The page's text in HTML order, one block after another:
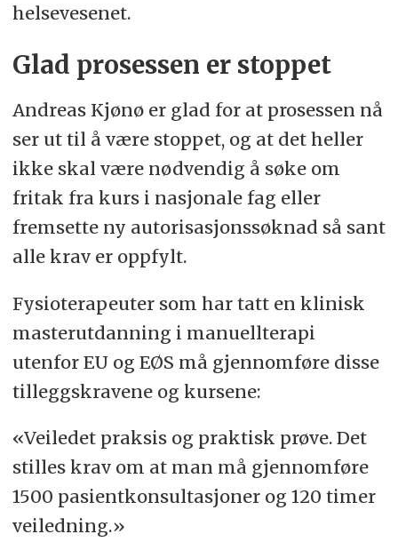
helsevesenet.
Glad prosessen er stoppet
Andreas Kjønø er glad for at prosessen nå
ser ut til å være stoppet, og at det heller
ikke skal være nødvendig å søke om
fritak fra kurs i nasjonale fag eller
fremsette ny autorisasjonssøknad så sant
alle krav er oppfylt.
Fysioterapeuter som har tatt en klinisk
masterutdanning i manuellterapi
utenfor EU og EØS må gjennomføre disse
tilleggskravene og kursene:
«Veiledet praksis og praktisk prøve. Det
stilles krav om at man må gjennomføre
1500 pasientkonsultasjoner og 120 timer
veiledning.»